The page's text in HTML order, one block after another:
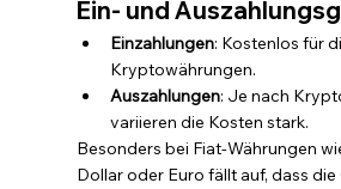
Ein- und
Einzahlungen: Kostenlos für
Kryptowährungen.
Auszahlungen: Je nach
variieren die Kosten stark.
Besonders bei Fiat-Währungen
Dollar oder Euro fällt auf, dass die